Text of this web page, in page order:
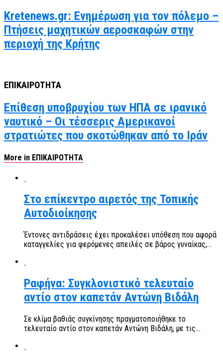
Kretenews.gr: Ενημέρωση για τον πόλεμο –
Πτήσεις μαχητικών αεροσκαφών στην
περιοχή της Κρήτης
ΕΠΙΚΑΙΡΟΤΗΤΑ
Επίθεση υποβρυχίου των ΗΠΑ σε ιρανικό
ναυτικό – Οι τέσσερις Αμερικανοί
στρατιώτες που σκοτώθηκαν από το Ιράν
More in ΕΠΙΚΑΙΡΟΤΗΤΑ
Στο επίκεντρο αιρετός της Τοπικής
Αυτοδιοίκησης
Έντονες αντιδράσεις έχει προκαλέσει υπόθεση που αφορά
καταγγελίες για φερόμενες απειλές σε βάρος γυναίκας,...
Ραφήνα: Συγκλονιστικό τελευταίο
αντίο στον καπετάν Αντώνη Βιδάλη
Σε κλίμα βαθιάς συγκίνησης πραγματοποιήθηκε το
τελευταίο αντίο στον καπετάν Αντώνη Βιδάλη, με τις...